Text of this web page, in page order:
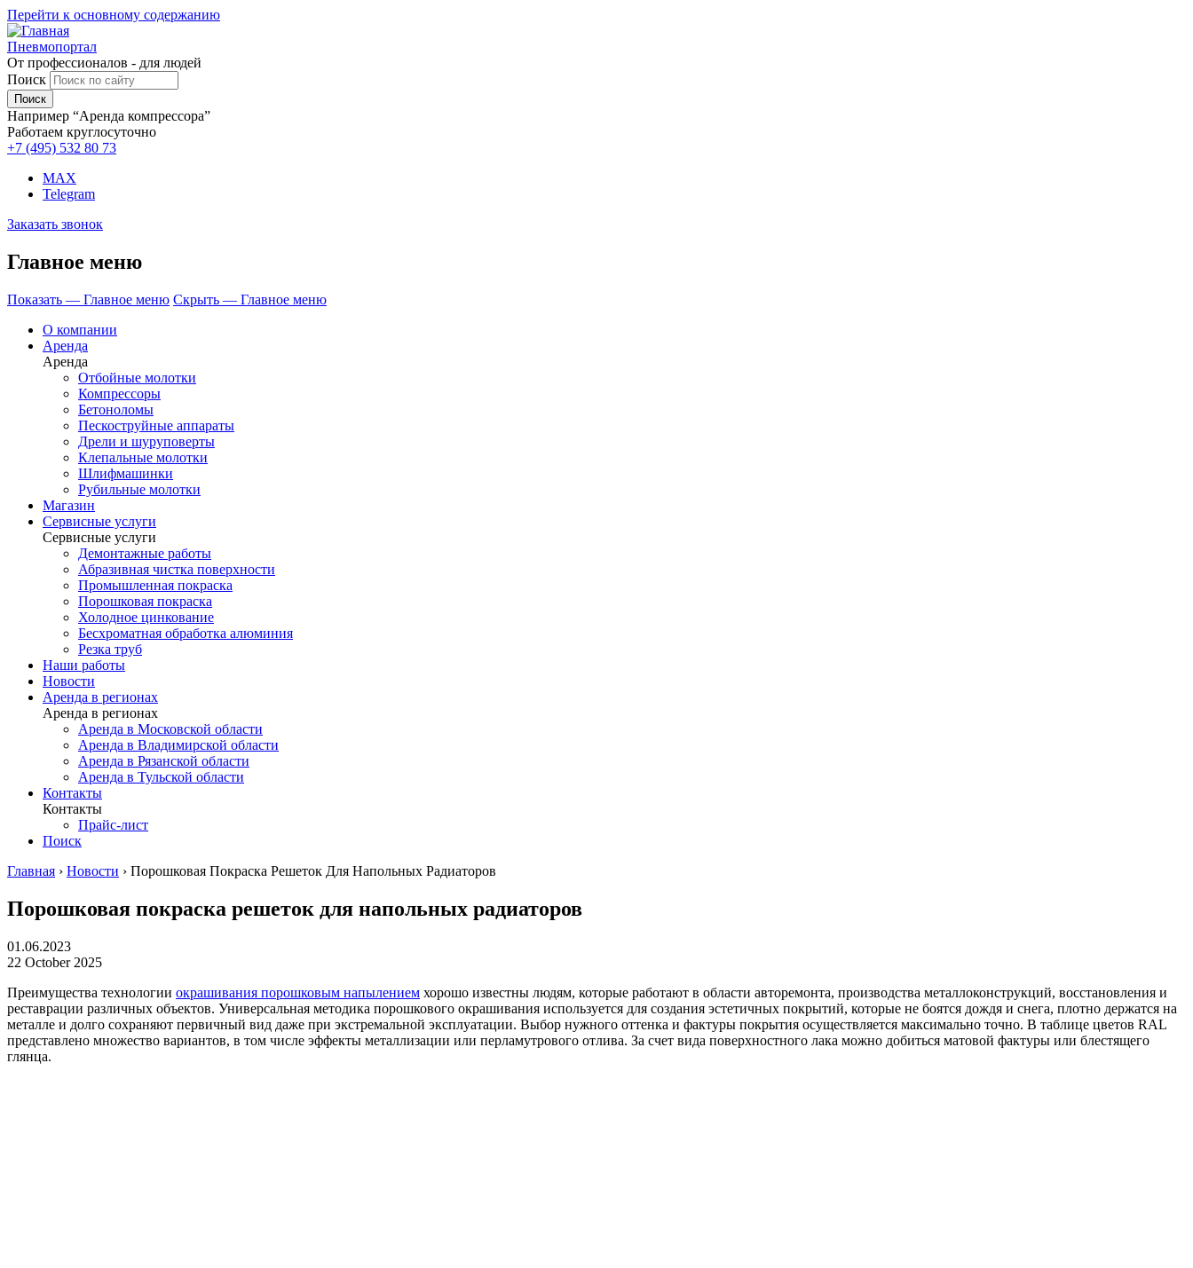
Перейти к основному содержанию
Пневмопортал
От профессионалов - для людей
Поиск
Например “Аренда компрессора”
Работаем круглосуточно
+7 (495) 532 80 73
MAX
Telegram
Заказать звонок
Главное меню
Показать — Главное меню Скрыть — Главное меню
О компании
Аренда
Аренда
Отбойные молотки
Компрессоры
Бетоноломы
Пескоструйные аппараты
Дрели и шуруповерты
Клепальные молотки
Шлифмашинки
Рубильные молотки
Магазин
Сервисные услуги
Сервисные услуги
Демонтажные работы
Абразивная чистка поверхности
Промышленная покраска
Порошковая покраска
Холодное цинкование
Бесхроматная обработка алюминия
Резка труб
Наши работы
Новости
Аренда в регионах
Аренда в регионах
Аренда в Московской области
Аренда в Владимирской области
Аренда в Рязанской области
Аренда в Тульской области
Контакты
Контакты
Прайс-лист
Поиск
Главная › Новости › Порошковая Покраска Решеток Для Напольных Радиаторов
Порошковая покраска решеток для напольных радиаторов
01.06.2023
22 October 2025
Преимущества технологии окрашивания порошковым напылением хорошо известны людям, которые работают в области авторемонта, производства металлоконструкций, восстановления и
реставрации различных объектов. Универсальная методика порошкового окрашивания используется для создания эстетичных покрытий, которые не боятся дождя и снега, плотно держатся на
металле и долго сохраняют первичный вид даже при экстремальной эксплуатации. Выбор нужного оттенка и фактуры покрытия осуществляется максимально точно. В таблице цветов RAL
представлено множество вариантов, в том числе эффекты металлизации или перламутрового отлива. За счет вида поверхностного лака можно добиться матовой фактуры или блестящего
глянца.